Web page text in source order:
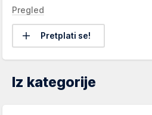
Pregled
Pretplati se!
Iz kategorije